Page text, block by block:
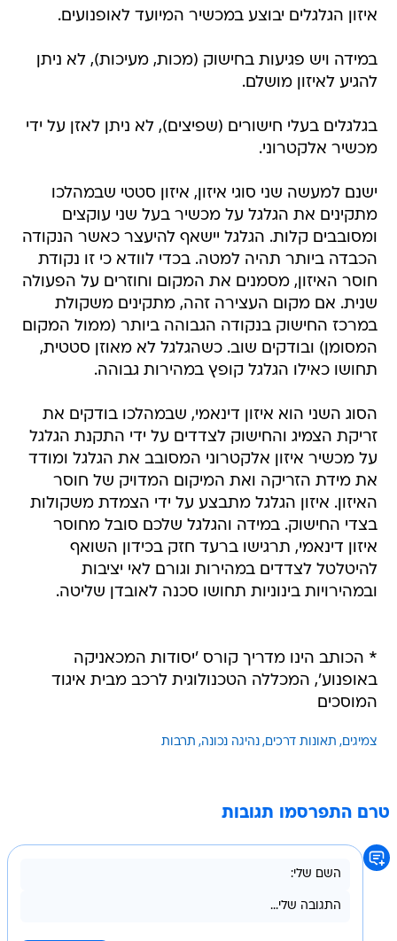
איזון הגלגלים יבוצע במכשיר המיועד לאופנועים.
במידה ויש פגיעות בחישוק (מכות, מעיכות), לא ניתן
להגיע לאיזון מושלם.
בגלגלים בעלי חישורים (שפיצים), לא ניתן לאזן על ידי
מכשיר אלקטרוני.
ישנם למעשה שני סוגי איזון, איזון סטטי שבמהלכו
מתקינים את הגלגל על מכשיר בעל שני עוקצים
ומסובבים קלות. הגלגל יישאף להיעצר כאשר הנקודה
הכבדה ביותר תהיה למטה. בכדי לוודא כי זו נקודת
חוסר האיזון, מסמנים את המקום וחוזרים על הפעולה
שנית. אם מקום העצירה זהה, מתקינים משקולת
במרכז החישוק בנקודה הגבוהה ביותר (ממול המקום
המסומן) ובודקים שוב. כשהגלגל לא מאוזן סטטית,
תחושו כאילו הגלגל קופץ במהירות גבוהה.
הסוג השני הוא איזון דינאמי, שבמהלכו בודקים את
זריקת הצמיג והחישוק לצדדים על ידי התקנת הגלגל
על מכשיר איזון אלקטרוני המסובב את הגלגל ומודד
את מידת הזריקה ואת המיקום המדויק של חוסר
האיזון. איזון הגלגל מתבצע על ידי הצמדת משקולות
בצדי החישוק. במידה והגלגל שלכם סובל מחוסר
איזון דינאמי, תרגישו ברעד חזק בכידון השואף
להיטלטל לצדדים במהירות וגורם לאי יציבות
ובמהירויות בינוניות תחושו סכנה לאובדן שליטה.
* הכותב הינו מדריך קורס 'יסודות המכאניקה
באופנוע', המכללה הטכנולוגית לרכב מבית איגוד
המוסכים
צמיגים תאונות דרכים נהיגה נכונה תרבות
טרם התפרסמו תגובות